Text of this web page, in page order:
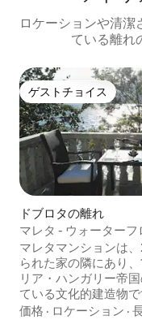
ロケーションや清
ている離れ
ゲストチョイス
ゲストチョイス
ドブロタの離れ
マレタ - ウォーターフ
IIIをチェック。
マレタマンションは
られた家の隣にあり
リア・ハンガリー帝
ている文化的建造物
りの地中海スタイルの
価格 · ロケーション ·